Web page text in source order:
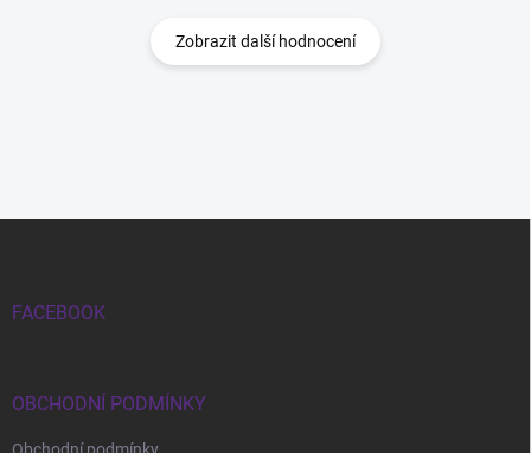
Zobrazit další hodnocení
FACEBOOK
OBCHODNÍ PODMÍNKY